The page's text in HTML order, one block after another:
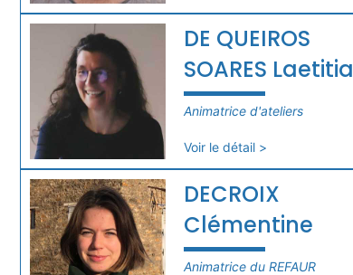
DE QUEIROS
SOARES Laetitia
Animatrice d'ateliers
Voir le détail >
DECROIX
Clémentine
Animatrice du REFAUR